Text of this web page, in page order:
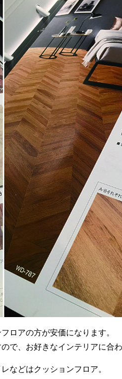
ロアの方が安価になります。
で、お好きなインテリアに合
などはクッションフロア。